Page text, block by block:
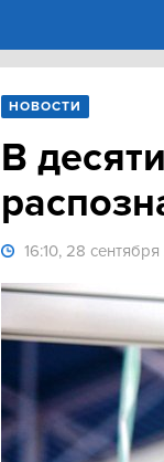
НОВОСТИ
В
16:10, 28